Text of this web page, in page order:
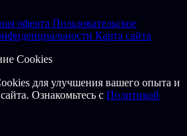
оферта Пользовательское
Карта сайта
Cookies
для улучшения вашего опыта и
Ознакомьтесь с Политикой